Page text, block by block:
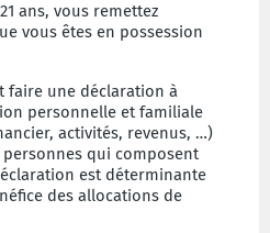
ans, vous remettez
vous êtes en possession
faire une déclaration à
personnelle et familiale
activités, revenus, …)
qui composent
est déterminante
des allocations de